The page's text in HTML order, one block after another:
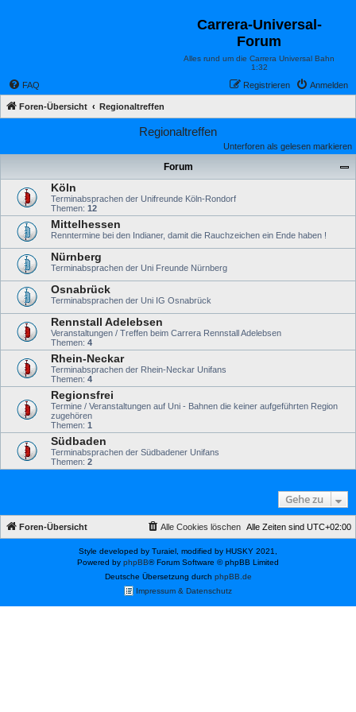
Carrera-Universal-
Forum
Alles rund um die Carrera Universal Bahn
1:32
FAQ Anmelden
Registrieren
Foren-Übersicht Regionaltreffen
Regionaltreffen
Unterforen als gelesen markieren
Forum
Köln
Terminabsprachen der Unifreunde Köln-Rondorf
Themen: 12
Mittelhessen
Renntermine bei den Indianer, damit die Rauchzeichen ein Ende haben !
Nürnberg
Terminabsprachen der Uni Freunde Nürnberg
Osnabrück
Terminabsprachen der Uni IG Osnabrück
Rennstall Adelebsen
Veranstaltungen / Treffen beim Carrera Rennstall Adelebsen
Themen: 4
Rhein-Neckar
Terminabsprachen der Rhein-Neckar Unifans
Themen: 4
Regionsfrei
Termine / Veranstaltungen auf Uni - Bahnen die keiner aufgeführten Region
zugehören
Themen: 1
Südbaden
Terminabsprachen der Südbadener Unifans
Themen: 2
Gehe zu
Foren-Übersicht Alle Zeiten sind UTC+02:00
Alle Cookies löschen
Style developed by Turaiel, modified by HUSKY 2021,
Powered by phpBB® Forum Software © phpBB Limited
Deutsche Übersetzung durch phpBB.de
Impressum & Datenschutz